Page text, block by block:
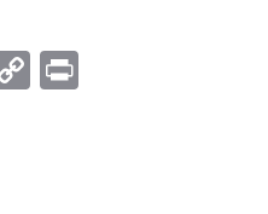
Copy
Link